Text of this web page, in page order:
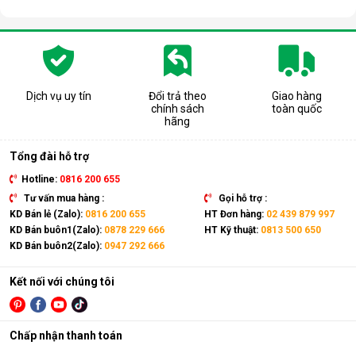
Dịch vụ uy tín
Đổi trả theo
chính sách
hãng
Giao hàng
toàn quốc
Tổng đài hỗ trợ
Hotline: 0816 200 655
Tư vấn mua hàng :
KD Bán lẻ (Zalo): 0816 200 655
KD Bán buôn1(Zalo): 0878 229 666
KD Bán buôn2(Zalo): 0947 292 666
Gọi hỗ trợ :
HT Đơn hàng: 02 439 879 997
HT Kỹ thuật: 0813 500 650
Kết nối với chúng tôi
Chấp nhận thanh toán